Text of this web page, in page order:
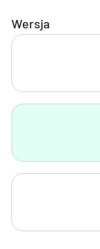
Wersja